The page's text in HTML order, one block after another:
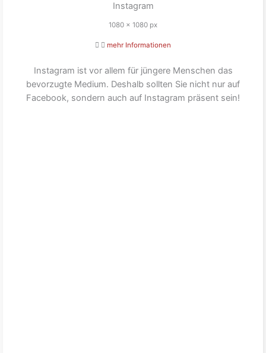
Instagram
1080 x 1080 px
mehr Informationen
Instagram ist vor allem für jüngere Menschen das
bevorzugte Medium. Deshalb sollten Sie nicht nur auf
Facebook, sondern auch auf Instagram präsent sein!